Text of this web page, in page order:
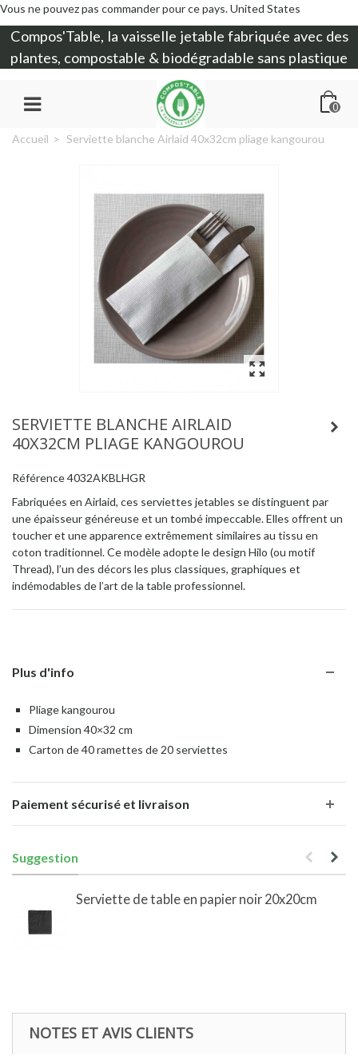
Vous ne pouvez pas commander pour ce pays.United States
Compos'Table, la vaisselle jetable fabriquée avec des
plantes, compostable & biodégradable sans plastique
0
Accueil > Serviette blanche Airlaid 40x32cm pliage kangourou
SERVIETTE BLANCHE AIRLAID
40X32CM PLIAGE KANGOUROU
Référence4032AKBLHGR
Fabriquées en Airlaid, ces serviettes jetables se distinguent par
une épaisseur généreuse et un tombé impeccable. Elles offrent un
toucher et une apparence extrêmement similaires au tissu en
coton traditionnel. Ce modèle adopte le design Hilo (ou motif
Thread), l’un des décors les plus classiques, graphiques et
indémodables de l’art de la table professionnel.
Plus d'info
Pliage kangourou
Dimension 40×32 cm
Carton de 40 ramettes de 20 serviettes
Paiement sécurisé et livraison
Suggestion
Serviette de table en papier noir 20x20cm
NOTES ET AVIS CLIENTS